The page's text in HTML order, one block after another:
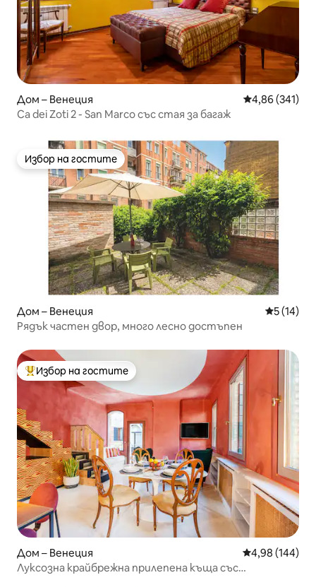
Дом – Венеция Средна
4,86 (341)
Ca dei Zoti 2 - San Marco със стая за багаж
Избор на гостите
Избор на гостите
Дом – Венеция Средна
5 (14)
Рядък частен двор, много лесно достъпен
Най-популярен избор на гостите
Избор на гостите
Дом – Венеция Средна
4,98 (144)
Луксозна крайбрежна прилепена къща със